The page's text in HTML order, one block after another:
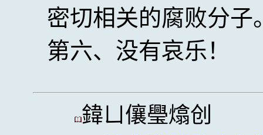
密切相关的腐败分子
第六、没有哀乐！
鍏ㄩ儴璺熻创